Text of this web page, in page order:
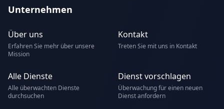
Unternehmen
Über uns
Erfahren Sie mehr über unsere
Mission
Kontakt
Treten Sie mit uns in Kontakt
Alle Dienste
Alle überwachten Dienste
durchsuchen
Dienst vorschlagen
Überwachung für einen neuen
Dienst anfordern